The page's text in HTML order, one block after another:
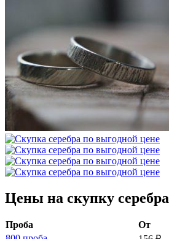
Цены на скупку серебра
Проба От